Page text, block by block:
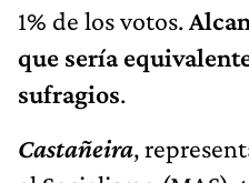
1% de los votos.
que sería
sufragios.
Castañeira,